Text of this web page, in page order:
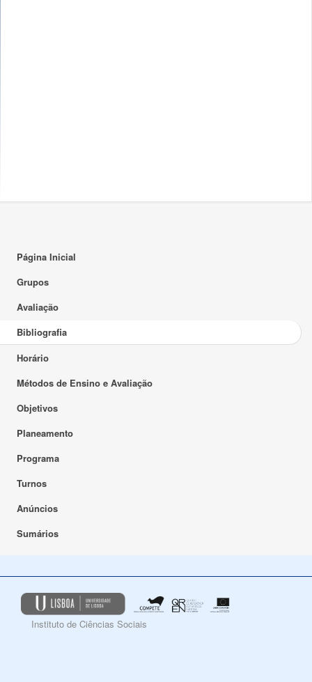
Página Inicial
Grupos
Avaliação
Bibliografia
Horário
Métodos de Ensino e Avaliação
Objetivos
Planeamento
Programa
Turnos
Anúncios
Sumários
Instituto de Ciências Sociais